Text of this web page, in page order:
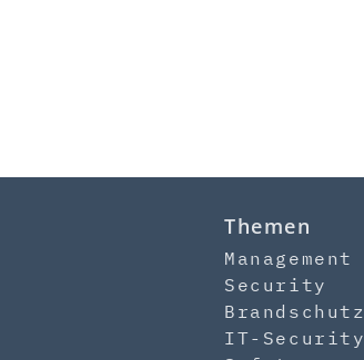
Themen
Management
Security
Brandschutz
IT-Security